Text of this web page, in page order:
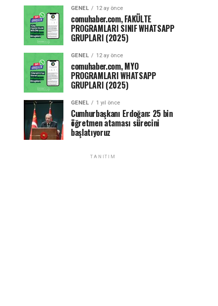
GENEL 12 ay önce
comuhaber.com, FAKÜLTE
PROGRAMLARI SINIF WHATSAPP
GRUPLARI (2025)
GENEL 12 ay önce
comuhaber.com, MYO
PROGRAMLARI WHATSAPP
GRUPLARI (2025)
GENEL 1 yıl önce
Cumhurbaşkanı Erdoğan: 25 bin
öğretmen ataması sürecini
başlatıyoruz
TANITIM